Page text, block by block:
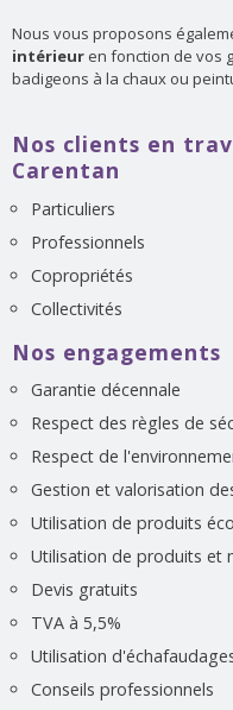
Nous vous proposons
intérieur en fonction de vos
badigeons à la chaux ou
Nos clients en
Carentan
Particuliers
Professionnels
Copropriétés
Collectivités
Nos engagements
Garantie décennale
Respect des règles de
Respect de
Gestion et valorisation
Utilisation de produits
Utilisation de produits et
Devis gratuits
TVA à 5,5%
Utilisation
Conseils professionnels